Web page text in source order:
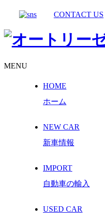
CONTACT US
MENU
HOME
ホーム
NEW CAR
新車情報
IMPORT
自動車の輸入
USED CAR